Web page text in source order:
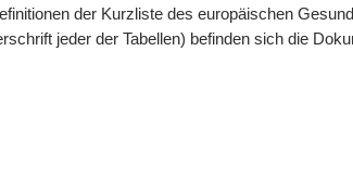
der Kurzliste des europäischen
jeder der Tabellen) befinden sich die